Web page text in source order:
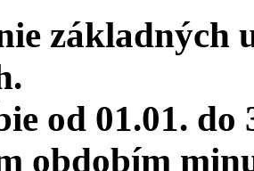
základných
od 01.01. do
obdobím